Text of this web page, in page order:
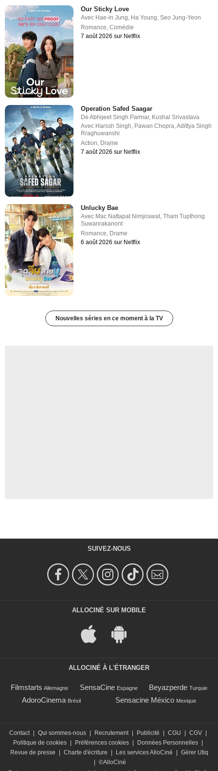
Our Sticky Love
Avec Hae-in Jung, Ha Young,Seo Jung-Yeon
Romance,Comédie
7 août 2026 sur Netflix
Operation Safed Saagar
DeAbhijeet Singh Parmar, Kushal Srivastava
Avec Harssh Singh Pawan Chopra ,Adittya Singh
Rraghuwanshi
Action Drame
7 août 2026 sur Netflix
Unlucky Bae
Avec Mac Nattapat Nimjirawat,Tham Tupthong
Suwanrakanont
Romance, Drame
6 août 2026 sur Netflix
Nouvelles séries en ce moment à la TV
SUIVEZ-NOUS
ALLOCINÉ SUR MOBILE
ALLOCINÉ À L'ÉTRANGER
Filmstarts Allemagne SensaCine Espagne Beyazperde Turquie
AdoroCinema Brésil Sensacine México Mexique
Contact Qui sommes-nous Recrutement Publicité CGU CGV
Politique de cookies
Préférences cookies Données Personnelles
Revue de presse
Charte d'écriture Les services AlloCiné
Gérer Utiq
©AlloCiné